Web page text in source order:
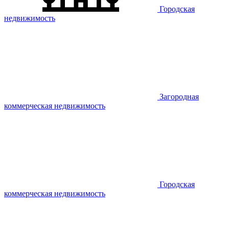
Городская
недвижимость
Загородная
коммерческая недвижимость
Городская
коммерческая недвижимость